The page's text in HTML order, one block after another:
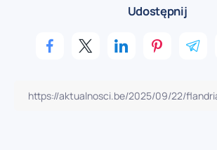
Udostępnij